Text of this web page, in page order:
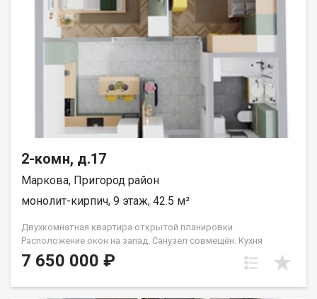
2-комн, д.17
Маркова, Пригород район
монолит-кирпич, 9 этаж, 42.5 м²
Двухкомнатная квартира открытой планировки.
Расположение окон на запад. Санузел совмещён. Кухня
выделена в нишу. Идеальное решение для первого жилья или
в качестве инвестиций. Прекрасно подойдет молодой семье
7 650 000 ₽